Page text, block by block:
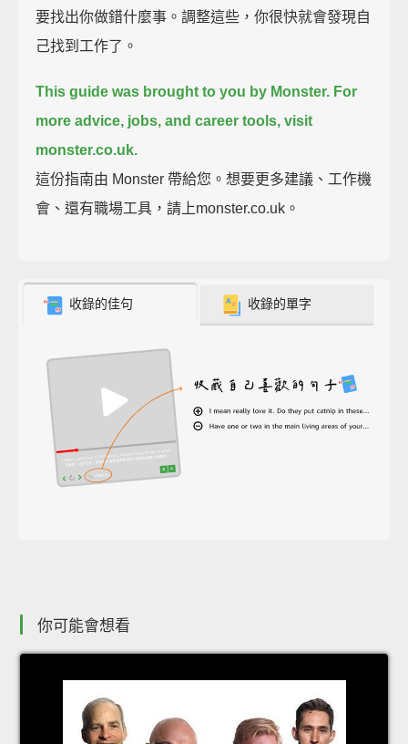
要找出你做錯什麼事。調整這些，你很快就會發現自
己找到工作了。
This guide was brought to you by Monster. For
more advice, jobs, and career tools, visit
monster.co.uk.
這份指南由 Monster 帶給您。想要更多建議、工作機
會、還有職場工具，請上monster.co.uk。
收錄的佳句 收錄的單字
你可能會想看